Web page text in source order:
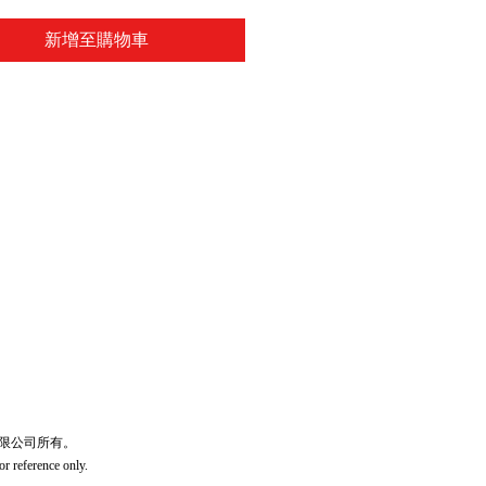
新增至購物車
公司所有。
reference only.